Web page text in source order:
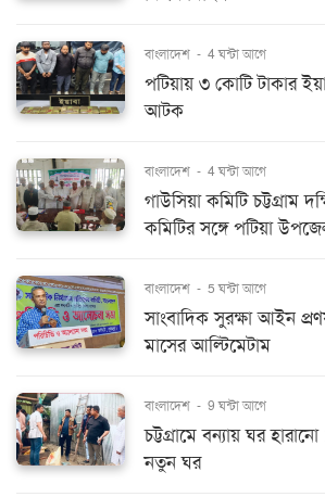
বাংলাদেশ - 4 ঘন্টা আগে
পটিয়ায় ৩ কোটি টাকার
আটক
বাংলাদেশ - 4 ঘন্টা আগে
গাউসিয়া কমিটি চট্টগ্রাম
কমিটির সঙ্গে পটিয়া
বাংলাদেশ - 5 ঘন্টা আগে
সাংবাদিক সুরক্ষা আইন
মাসের আল্টিমেটাম
বাংলাদেশ - 9 ঘন্টা আগে
চট্টগ্রামে বন্যায় ঘর
নতুন ঘর